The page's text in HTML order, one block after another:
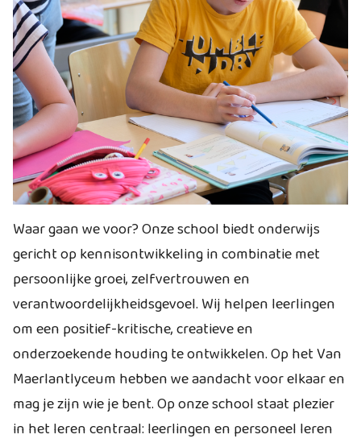
Waar gaan we voor? Onze school biedt onderwijs
gericht op kennisontwikkeling in combinatie met
persoonlijke groei, zelfvertrouwen en
verantwoordelijkheidsgevoel. Wij helpen leerlingen
om een positief-kritische, creatieve en
onderzoekende houding te ontwikkelen. Op het Van
Maerlantlyceum hebben we aandacht voor elkaar en
mag je zijn wie je bent. Op onze school staat plezier
in het leren centraal: leerlingen en personeel leren